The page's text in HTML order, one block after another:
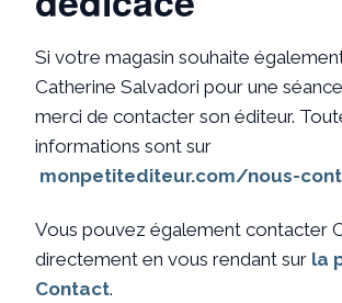
Si votre magasin souhaite
Catherine Salvadori pour une
merci de contacter son éditeur.
informations sont sur
monpetitediteur.com/nous-
Vous pouvez également contacter
directement en vous rendant sur la
Contact.